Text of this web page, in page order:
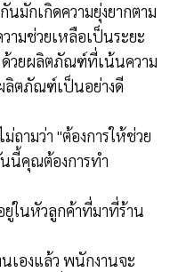
มักเกิดความยุ่งยากตาม
ามช่วยเหลือเป็นระยะ
ด้วยผลิตภัณฑ์ที่เน้นความ
ลิตภัณฑ์เป็นอย่างดี
ถามว่า "ต้องการให้ช่วย
นี้คุณต้องการทำ
ในหัวลูกค้าที่มาที่ร้าน
เองแล้ว พนักงานจะ